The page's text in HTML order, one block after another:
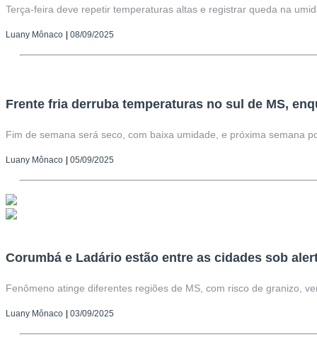
Terça-feira deve repetir temperaturas altas e registrar queda na
Luany Mônaco 08/09/2025
Frente fria derruba temperaturas no sul de MS,
Fim de semana será seco, com baixa umidade, e próxima semana
Luany Mônaco 05/09/2025
Corumbá e Ladário estão entre as cidades sob
Fenômeno atinge diferentes regiões de MS, com risco de granizo,
Luany Mônaco 03/09/2025